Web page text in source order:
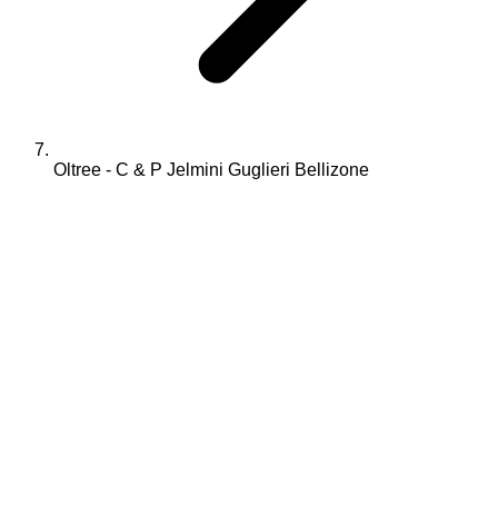
Oltree - C & P Jelmini Guglieri Bellizone